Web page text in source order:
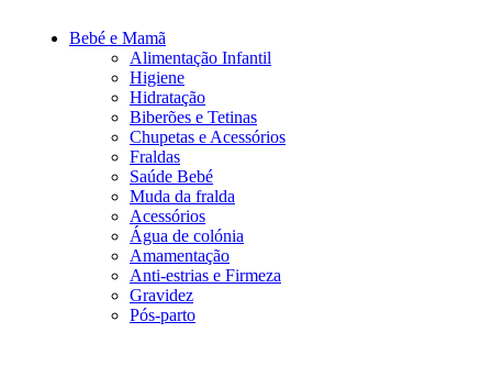
Bebé e Mamã
Alimentação Infantil
Higiene
Hidratação
Biberões e Tetinas
Chupetas e Acessórios
Fraldas
Saúde Bebé
Muda da fralda
Acessórios
Água de colónia
Amamentação
Anti-estrias e Firmeza
Gravidez
Pós-parto